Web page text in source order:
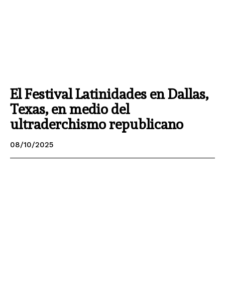
El Festival Latinidades en Dallas,
Texas, en medio del
ultraderchismo republicano
08/10/2025